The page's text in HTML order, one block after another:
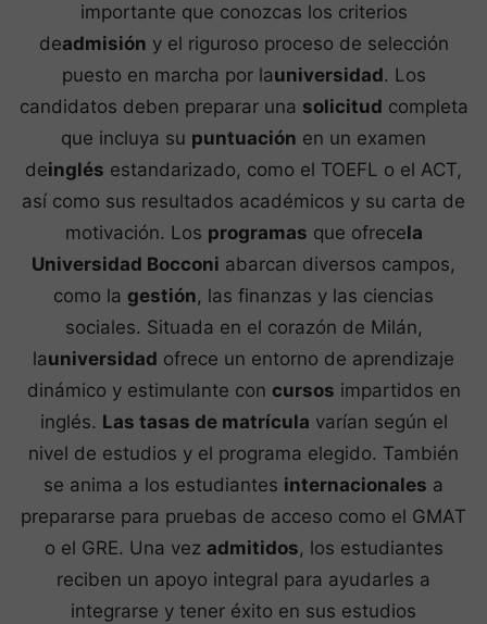
importante que conozcas los criterios
deadmisión y el riguroso proceso de selección
puesto en marcha por launiversidad. Los
candidatos deben preparar una solicitud completa
que incluya su puntuación en un examen
deinglés estandarizado, como el TOEFL o el ACT,
así como sus resultados académicos y su carta de
motivación. Los programas que ofrecela
Universidad Bocconi abarcan diversos campos,
como la gestión, las finanzas y las ciencias
sociales. Situada en el corazón de Milán,
launiversidad ofrece un entorno de aprendizaje
dinámico y estimulante con cursos impartidos en
inglés. Las tasas de matrícula varían según el
nivel de estudios y el programa elegido. También
se anima a los estudiantes internacionales a
prepararse para pruebas de acceso como el GMAT
o el GRE. Una vez admitidos, los estudiantes
reciben un apoyo integral para ayudarles a
integrarse y tener éxito en sus estudios